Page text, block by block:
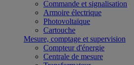
Commande et signalisation
Armoire électrique
Photovoltaïque
Cartouche
Mesure, comptage et supervision
Compteur d'énergie
Centrale de mesure